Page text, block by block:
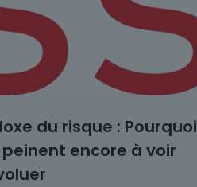
du risque : Pourquoi
encore à voir